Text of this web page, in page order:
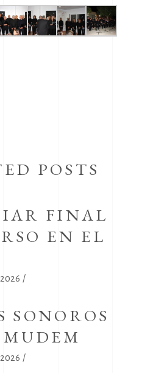
POSTS
FINAL
EN EL
SONOROS